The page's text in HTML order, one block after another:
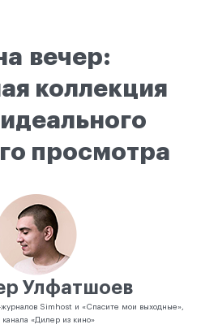
вечер:
коллекция
просмотра
Улфатшоев
журналов Simhost и «Спасите мои выходные»,
канала «Дилер из кино»